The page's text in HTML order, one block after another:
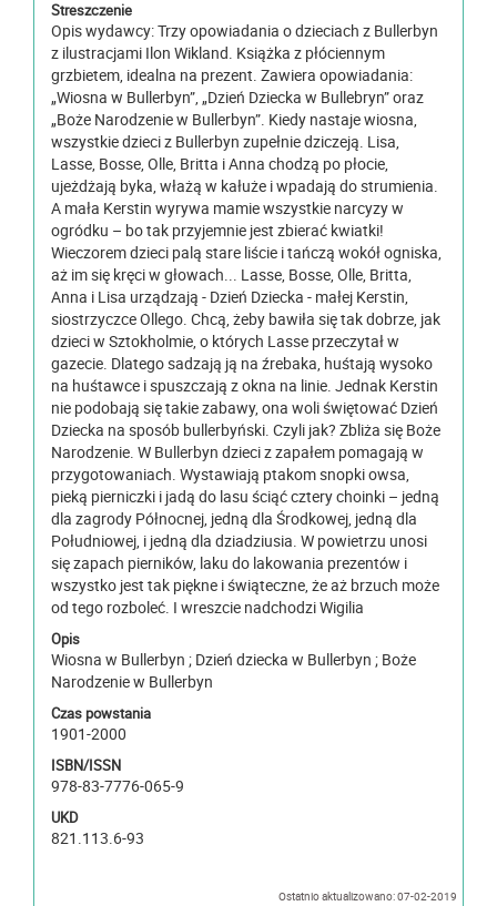
Streszczenie
Opis wydawcy: Trzy opowiadania o dzieciach z Bullerbyn
z ilustracjami Ilon Wikland. Książka z płóciennym
grzbietem, idealna na prezent. Zawiera opowiadania:
„Wiosna w Bullerbyn”, „Dzień Dziecka w Bullebryn” oraz
„Boże Narodzenie w Bullerbyn”. Kiedy nastaje wiosna,
wszystkie dzieci z Bullerbyn zupełnie dziczeją. Lisa,
Lasse, Bosse, Olle, Britta i Anna chodzą po płocie,
ujeżdżają byka, włażą w kałuże i wpadają do strumienia.
A mała Kerstin wyrywa mamie wszystkie narcyzy w
ogródku – bo tak przyjemnie jest zbierać kwiatki!
Wieczorem dzieci palą stare liście i tańczą wokół ogniska,
aż im się kręci w głowach... Lasse, Bosse, Olle, Britta,
Anna i Lisa urządzają - Dzień Dziecka - małej Kerstin,
siostrzyczce Ollego. Chcą, żeby bawiła się tak dobrze, jak
dzieci w Sztokholmie, o których Lasse przeczytał w
gazecie. Dlatego sadzają ją na źrebaka, huśtają wysoko
na huśtawce i spuszczają z okna na linie. Jednak Kerstin
nie podobają się takie zabawy, ona woli świętować Dzień
Dziecka na sposób bullerbyński. Czyli jak? Zbliża się Boże
Narodzenie. W Bullerbyn dzieci z zapałem pomagają w
przygotowaniach. Wystawiają ptakom snopki owsa,
pieką pierniczki i jadą do lasu ściąć cztery choinki – jedną
dla zagrody Północnej, jedną dla Środkowej, jedną dla
Południowej, i jedną dla dziadziusia. W powietrzu unosi
się zapach pierników, laku do lakowania prezentów i
wszystko jest tak piękne i świąteczne, że aż brzuch może
od tego rozboleć. I wreszcie nadchodzi Wigilia
Opis
Wiosna w Bullerbyn ; Dzień dziecka w Bullerbyn ; Boże
Narodzenie w Bullerbyn
Czas powstania
1901-2000
ISBN/ISSN
978-83-7776-065-9
UKD
821.113.6-93
Ostatnio aktualizowano: 07-02-2019